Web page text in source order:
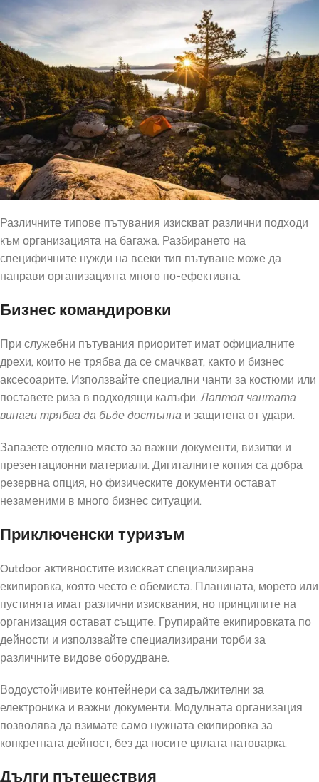
Различните типове пътувания изискват различни подходи
към организацията на багажа. Разбирането на
специфичните нужди на всеки тип пътуване може да
направи организацията много по-ефективна.
Бизнес командировки
При служебни пътувания приоритет имат официалните
дрехи, които не трябва да се смачкват, както и бизнес
аксесоарите. Използвайте специални чанти за костюми или
поставете риза в подходящи калъфи.Лаптоп чантата
винаги трябва да бъде достъпна и защитена от удари.
Запазете отделно място за важни документи, визитки и
презентационни материали. Дигиталните копия са добра
резервна опция, но физическите документи остават
незаменими в много бизнес ситуации.
Приключенски туризъм
Outdoor активностите изискват специализирана
екипировка, която често е обемиста. Планината, морето или
пустинята имат различни изисквания, но принципите на
организация остават същите. Групирайте екипировката по
дейности и използвайте специализирани торби за
различните видове оборудване.
Водоустойчивите контейнери са задължителни за
електроника и важни документи. Модулната организация
позволява да взимате само нужната екипировка за
конкретната дейност, без да носите цялата натоварка.
Дълги пътешествия